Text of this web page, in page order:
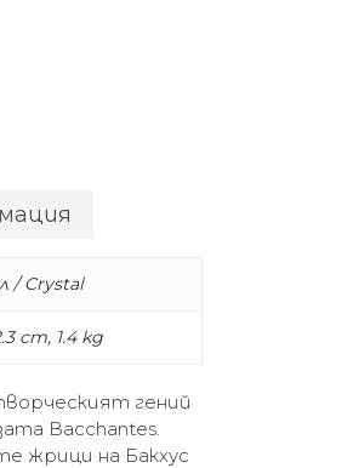
/ Crystal
cm, 1.4 kg
гений
Bacchantes.
жрици на Бакхус